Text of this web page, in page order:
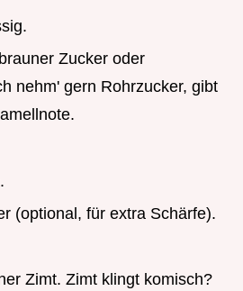
Zucker oder
nehm' gern Rohrzucker, gibt
(optional, für extra Schärfe).
Zimt. Zimt klingt komisch?